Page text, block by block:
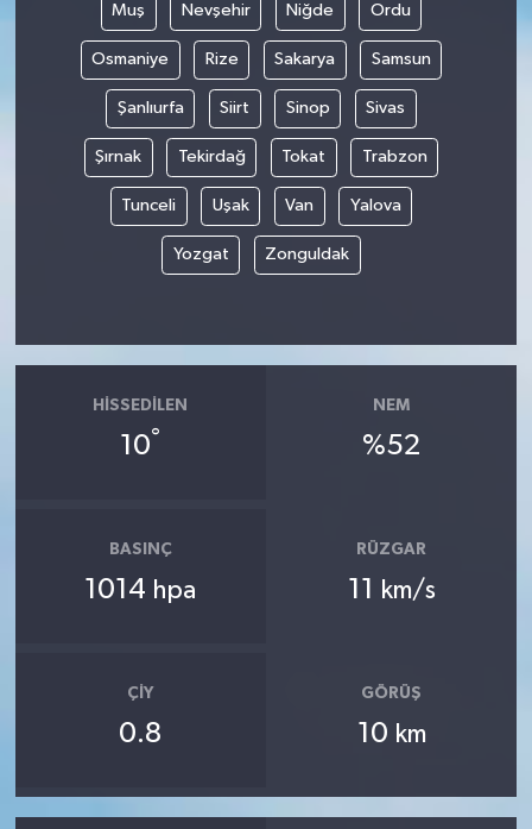
Muş Nevşehir Niğde Ordu
Osmaniye Rize Sakarya Samsun
Şanlıurfa Siirt Sinop Sivas
Şırnak Tekirdağ Tokat Trabzon
Tunceli Uşak Van Yalova
Yozgat Zonguldak
HISSEDILEN
10°
NEM
%52
BASINÇ
1014 hpa
RÜZGAR
11 km/s
ÇIY
0.8
GÖRÜŞ
10 km